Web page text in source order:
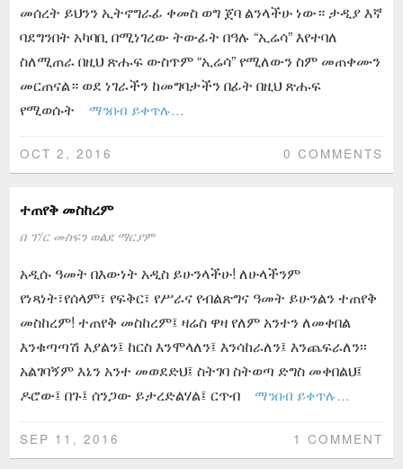
መሰረት ይህንን ኢትኖግራፊ ቀመስ ወግ ጀባ ልንላችሁ ነው። ታዲያ እኛ
ባደግንበት አካባቢ በሚነገረው ትውፊት በዓሉ “ኢሬሳ” እየተባለ
ስለሚጠራ በዚህ ጽሑፍ ውስጥም “ኢሬሳ” የሚለውን ስም መጠቀሙን
መርጠናል። ወደ ነገራችን ከመግባታችን በፊት በዚህ ጽሑፍ
የሚወሱት
ማንበብ ይቀጥሉ…
OCT 2, 2016 0 COMMENTS
ተጠየቅ መስከረም
በ ፕ/ር መስፍን ወልደ ማርያም
አዲሱ ዓመት በእውነት አዲስ ይሁንላችሁ! ለሁላችንም
የነጻነት፣የሰላም፣ የፍቅር፣ የሥራና የብልጽግና ዓመት ይሁንልን ተጠየቅ
መስከረም! ተጠየቅ መስከረም፤ ዛሬስ ዋዛ የለም አንተን ለመቀበል
እንቁጣጣሽ እያልን፤ ከርስ እንሞላለን፤ እንሳከራለን፤ እንጨፍራለን፡፡
አልገባኝም እኔን አንተ መወደድህ፤ ስትገባ ስትወጣ ድግስ መቀበልህ፤
ዶሮው፤ በጉ፤ ሰንጋው ይታረድልሃል፤ ርጥብ
ማንበብ ይቀጥሉ…
SEP 11, 2016 1 COMMENT